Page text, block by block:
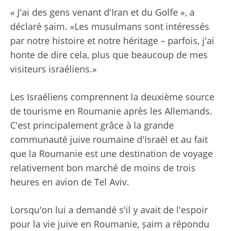
« J'ai des gens venant d'Iran et du Golfe », a
déclaré șaim. «Les musulmans sont intéressés
par notre histoire et notre héritage – parfois, j'ai
honte de dire cela, plus que beaucoup de mes
visiteurs israéliens.»
Les Israéliens comprennent la deuxième source
de tourisme en Roumanie après les Allemands.
C'est principalement grâce à la grande
communauté juive roumaine d'Israël et au fait
que la Roumanie est une destination de voyage
relativement bon marché de moins de trois
heures en avion de Tel Aviv.
Lorsqu'on lui a demandé s'il y avait de l'espoir
pour la vie juive en Roumanie, șaim a répondu